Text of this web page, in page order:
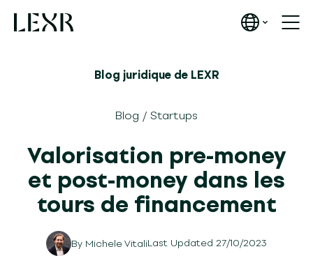
Blog juridique de LEXR
Blog / Startups
Valorisation pre-money
et post-money dans les
tours de financement
By Michele VitaliLast Updated 27/10/2023